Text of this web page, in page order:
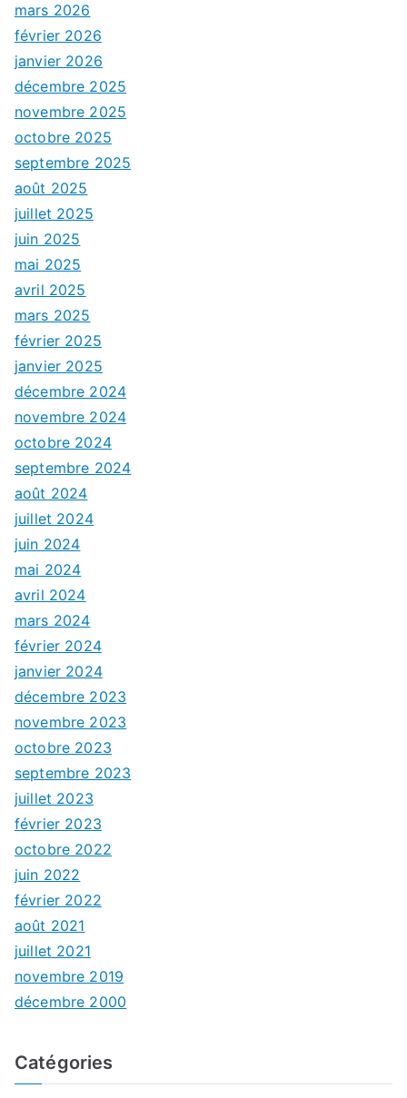
mars 2026
février 2026
janvier 2026
décembre 2025
novembre 2025
octobre 2025
septembre 2025
août 2025
juillet 2025
juin 2025
mai 2025
avril 2025
mars 2025
février 2025
janvier 2025
décembre 2024
novembre 2024
octobre 2024
septembre 2024
août 2024
juillet 2024
juin 2024
mai 2024
avril 2024
mars 2024
février 2024
janvier 2024
décembre 2023
novembre 2023
octobre 2023
septembre 2023
juillet 2023
février 2023
octobre 2022
juin 2022
février 2022
août 2021
juillet 2021
novembre 2019
décembre 2000
Catégories